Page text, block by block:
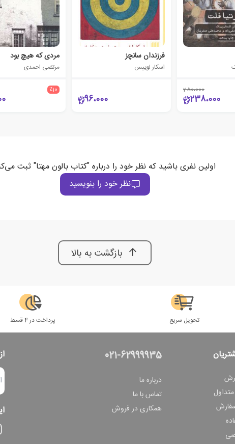
280،000
238،000
فرزندان سانچز
اسکار لوییس
96،000
مردی که هیچ بود
مرتضی احمدی
٪10
اولین نفری باشید که نظر خود را درباره "کتاب بالون مهتا" ثبت
نظر خود را بنویسید
بازگشت به بالا
تحویل سریع پرداخت در 4 قسط
سفارش
021-62999935
درباره ما
تماس با ما
همکاری در فروش